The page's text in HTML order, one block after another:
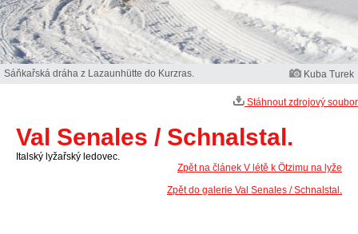
Sáňkařská dráha z Lazaunhütte do Kurzras. Kuba Turek
Stáhnout zdrojový soubor
Val Senales / Schnalstal.
Italský lyžařský ledovec.
Zpět na článek V létě k Ötzimu na lyže
Zpět do galerie Val Senales / Schnalstal.